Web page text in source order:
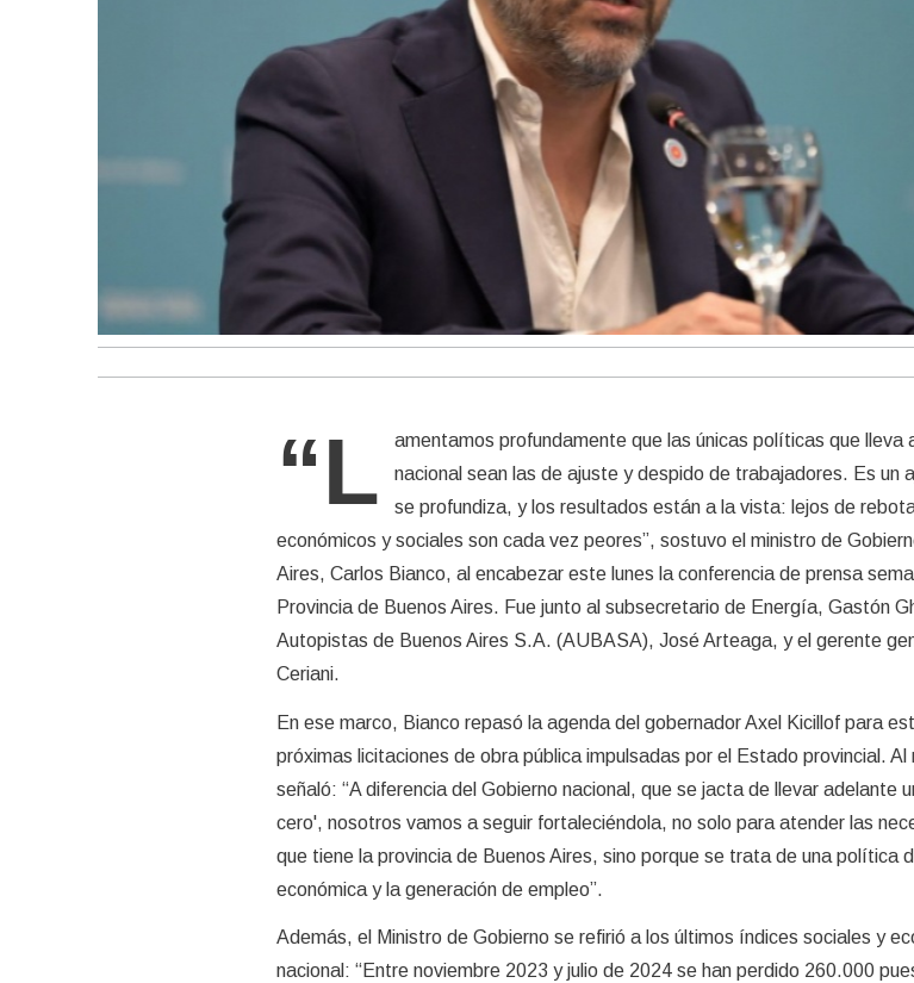
“L
amentamos profundamente que las únicas políticas que lleva
nacional sean las de ajuste y despido de trabajadores. Es un
se profundiza, y los resultados están a la vista: lejos de
económicos y sociales son cada vez peores”, sostuvo el ministro de
Aires, Carlos Bianco, al encabezar este lunes la conferencia de prensa
Provincia de Buenos Aires. Fue junto al subsecretario de Energía, Gastón
Autopistas de Buenos Aires S.A. (AUBASA), José Arteaga, y el gerente
Ceriani.
En ese marco, Bianco repasó la agenda del gobernador Axel Kicillof para
próximas licitaciones de obra pública impulsadas por el Estado provincial.
señaló: “A diferencia del Gobierno nacional, que se jacta de llevar adelante
cero', nosotros vamos a seguir fortaleciéndola, no solo para atender las
que tiene la provincia de Buenos Aires, sino porque se trata de una política
económica y la generación de empleo”.
Además, el Ministro de Gobierno se refirió a los últimos índices sociales y
nacional: “Entre noviembre 2023 y julio de 2024 se han perdido 260.000